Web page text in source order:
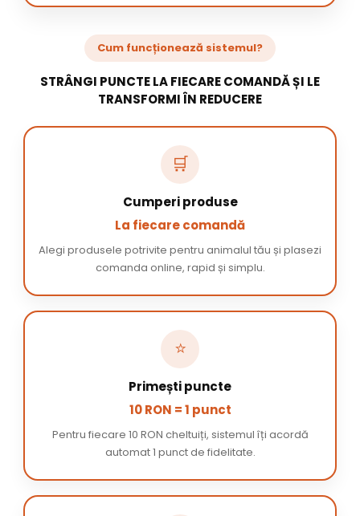
Cum funcționează sistemul?
STRÂNGI PUNCTE LA FIECARE COMANDĂ ȘI LE
TRANSFORMI ÎN REDUCERE
🛒
Cumperi produse
La fiecare comandă
Alegi produsele potrivite pentru animalul tău și plasezi
comanda online, rapid și simplu.
⭐
Primești puncte
10 RON = 1 punct
Pentru fiecare 10 RON cheltuiți, sistemul îți acordă
automat 1 punct de fidelitate.